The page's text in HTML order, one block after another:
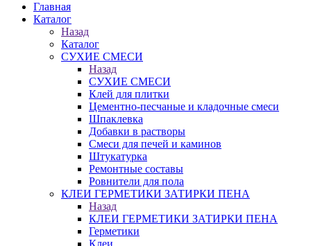
Главная
Каталог
Назад
Каталог
СУХИЕ СМЕСИ
Назад
СУХИЕ СМЕСИ
Клей для плитки
Цементно-песчаные и кладочные смеси
Шпаклевка
Добавки в растворы
Смеси для печей и каминов
Штукатурка
Ремонтные составы
Ровнители для пола
КЛЕИ ГЕРМЕТИКИ ЗАТИРКИ ПЕНА
Назад
КЛЕИ ГЕРМЕТИКИ ЗАТИРКИ ПЕНА
Герметики
Клеи